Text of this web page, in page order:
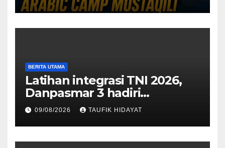
BERITA UTAMA
Latihan integrasi TNI 2026,
Danpasmar 3 hadiri
rangkaian Kehormatan Korps
Marinir di Dabo Singkep
09/08/2026 TAUFIK HIDAYAT